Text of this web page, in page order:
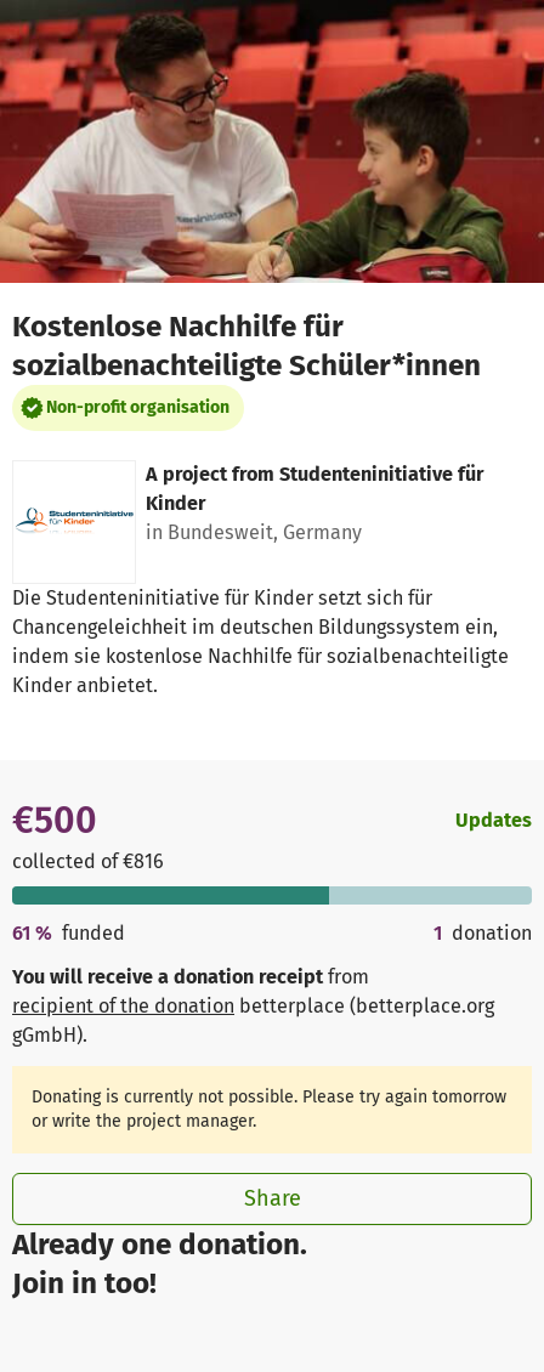
Skip to main content
Show accessibility statement
Kostenlose Nachhilfe für
sozialbenachteiligte Schüler*innen
Non-profit organisation
A project from Studenteninitiative für
Kinder
in Bundesweit, Germany
Die Studenteninitiative für Kinder setzt sich für
Chancengeleichheit im deutschen Bildungssystem ein,
indem sie kostenlose Nachhilfe für sozialbenachteiligte
Kinder anbietet.
Already one donation.
Join in too!
€500
collected of €816
Updates
61 % funded 1 donation
You will receive a donation receipt from
recipient of the donation betterplace (betterplace.org
gGmbH).
Donating is currently not possible. Please try again tomorrow
or write the project manager.
Share